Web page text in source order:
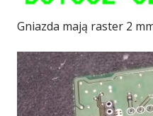
Gniazda mają raster 2